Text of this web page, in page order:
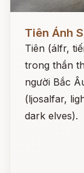
Tiên Ánh
Tiên (álfr,
trong thần
người Bắc
(ljosalfar,
dark elves).